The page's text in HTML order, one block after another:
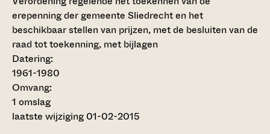
erepenning der gemeente Sliedrecht en het
beschikbaar stellen van prijzen, met de besluiten van de
raad tot toekenning, met bijlagen
Datering:
1961-1980
Omvang:
1 omslag
laatste wijziging 01-02-2015